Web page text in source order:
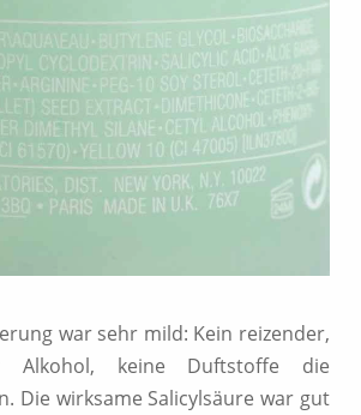
war sehr mild: Kein reizender,
Alkohol, keine Duftstoffe die
Die wirksame Salicylsäure war gut